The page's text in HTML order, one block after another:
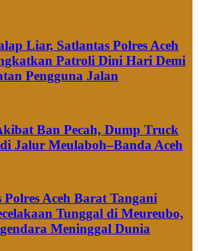
Liar, Satlantas Polres Aceh
Patroli Dini Hari Demi
Pengguna Jalan
Ban Pecah, Dump Truck
Jalur Meulaboh–Banda Aceh
Polres Aceh Barat Tangani
Tunggal di Meureubo,
Meninggal Dunia